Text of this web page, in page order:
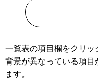
一覧表の項目欄をクリッ
背景が異なっている項
ます。